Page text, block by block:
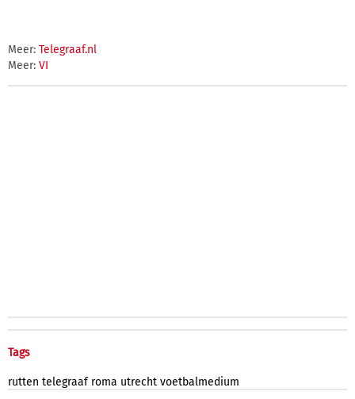
Meer: Telegraaf.nl
Meer: VI
Tags
rutten telegraaf roma utrecht voetbalmedium